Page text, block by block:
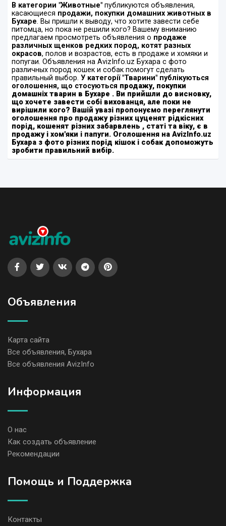
В категории "Животные" публикуются объявления,
касающиеся продажи, покупки домашних животных в
Бухаре. Вы пришли к выводу, что хотите завести себе
питомца, но пока не решили кого? Вашему вниманию
предлагаем просмотреть объявления о продаже
различных щенков редких пород, котят разных
окрасов, полов и возрастов, есть в продаже и хомяки и
попугаи. Объявления на AvizInfo.uz Бухара с фото
различных пород кошек и собак помогут сделать
правильный выбор. У категорії "Тварини" публікуються
оголошення, що стосуються продажу, покупки
домашніх тварин в Бухаре . Ви прийшли до висновку,
що хочете завести собі вихованця, але поки не
вирішили кого? Вашій увазі пропонуємо переглянути
оголошення про продажу різних цуценят рідкісних
порід, кошенят різних забарвлень , статі та віку, є в
продажу і хом'яки і папуги. Оголошення на AvizInfo.uz
Бухара з фото різних порід кішок і собак допоможуть
зробити правильний вибір.
Объявления
Карта сайта
Все объявления, Бухара
Все объявления AvizInfo
Информация
О нас
Как создать объявление
Рекомендации
Помощь и Поддержка
Контакты